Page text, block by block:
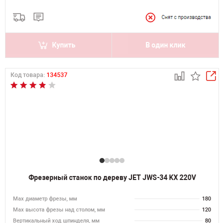
Купить В один клик
Код товара: 134537
Фрезерный станок по дереву JET JWS-34 KX 220V
Max диаметр фрезы, мм
180
Мах высота фрезы над столом, мм
120
Вертикальный ход шпинделя, мм
80